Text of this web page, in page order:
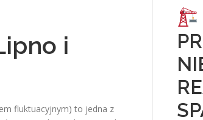
i
fluktuacyjnym) to jedna z